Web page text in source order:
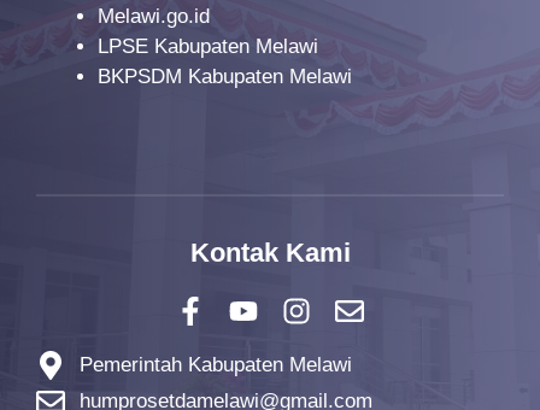
Melawi.go.id
LPSE Kabupaten Melawi
BKPSDM Kabupaten Melawi
Kontak Kami
Pemerintah Kabupaten Melawi
humprosetdamelawi@gmail.com